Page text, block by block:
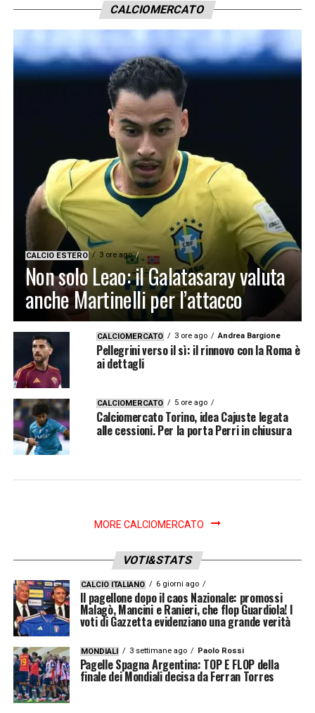
CALCIOMERCATO
CALCIO ESTERO 3 ore ago
Non solo Leao: il Galatasaray valuta
anche Martinelli per l’attacco
CALCIOMERCATO 3 ore ago Andrea Bargione
Pellegrini verso il sì: il rinnovo con la Roma è
ai dettagli
CALCIOMERCATO 5 ore ago
Calciomercato Torino, idea Cajuste legata
alle cessioni. Per la porta Perri in chiusura
MORE CALCIOMERCATO
VOTI&STATS
CALCIO ITALIANO 6 giorni ago
Il pagellone dopo il caos Nazionale: promossi
Malagò, Mancini e Ranieri, che flop Guardiola! I
voti di Gazzetta evidenziano una grande verità
MONDIALI 3 settimane ago Paolo Rossi
Pagelle Spagna Argentina: TOP E FLOP della
finale dei Mondiali decisa da Ferran Torres